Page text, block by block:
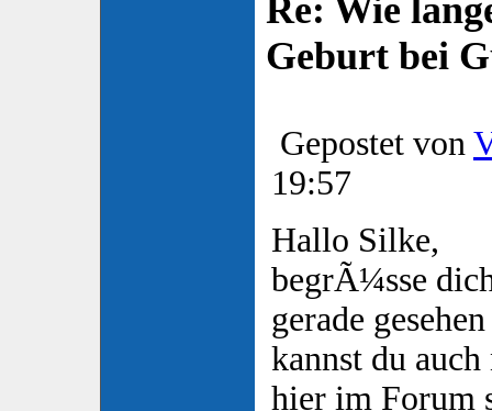
Re: Wie
Geburt bei
Gepostet von
19:57
Hallo Silke,
begrÃ¼sse
gerade
kannst du
hier im Forum